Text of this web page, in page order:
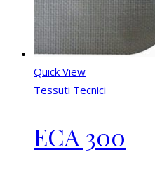
Quick View
Tessuti Tecnici
ECA 300